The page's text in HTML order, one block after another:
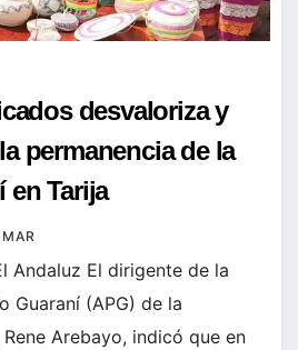
desvaloriza y
permanencia de la
en Tarija
Andaluz El dirigente de la
Guaraní (APG) de la
Rene Arebayo, indicó que en